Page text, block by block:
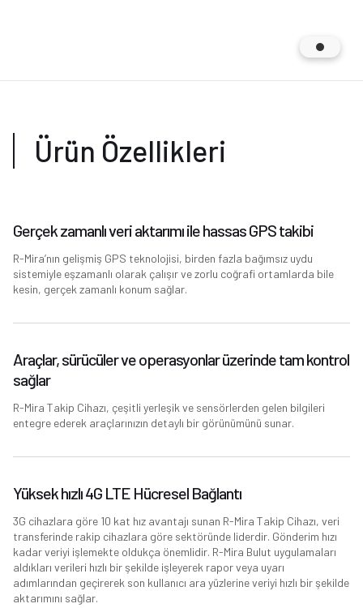
Ürün Özellikleri
Gerçek zamanlı veri aktarımı ile hassas GPS takibi
R-Mira’nın gelişmiş GPS teknolojisi, birden fazla bağımsız uydu
sistemiyle eşzamanlı olarak çalışır ve zorlu coğrafi ortamlarda bile
kesin, gerçek zamanlı konum sağlar.
Araçlar, sürücüler ve operasyonlar üzerinde tam kontrol
sağlar
R-Mira Takip Cihazı, çeşitli yerleşik ve sensörlerden gelen bilgileri
entegre ederek araçlarınızın detaylı bir görünümünü sunar.
Yüksek hızlı 4G LTE Hücresel Bağlantı
3G cihazlara göre 10 kat hız avantajı sunan R-Mira Takip Cihazı, veri
transferinde rakip cihazlara göre sektöründe liderdir. Gönderim hızı
kadar veriyi işlemekte oldukça önemlidir. R-Mira Bulut uygulamaları
aldıkları verileri hızlı bir şekilde işleyerek rapor veya uyarı
adımlarından geçirerek son kullanıcı ara yüzlerine veriyi hızlı bir şekilde
aktarımını sağlar.